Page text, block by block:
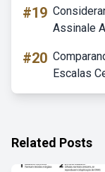
#19
Assinale
#20
Escalas
Related Posts